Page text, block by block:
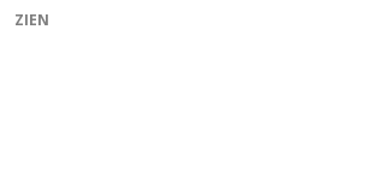
ZIEN